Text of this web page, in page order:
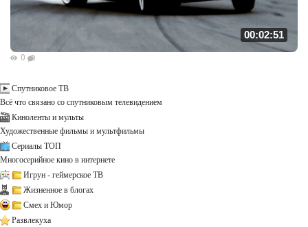
00:02:51
0
Спутниковое ТВ
Всё что связано со спутниковым телевидением
Киноленты и мульты
Художественные фильмы и мультфильмы
Сериалы ТОП
Многосерийное кино в интернете
Игрун - геймерское ТВ
Жизненное в блогах
Смех и Юмор
Развлекуха